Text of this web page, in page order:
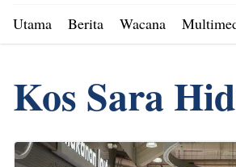
Utama Berita Wacana
Kos Sara